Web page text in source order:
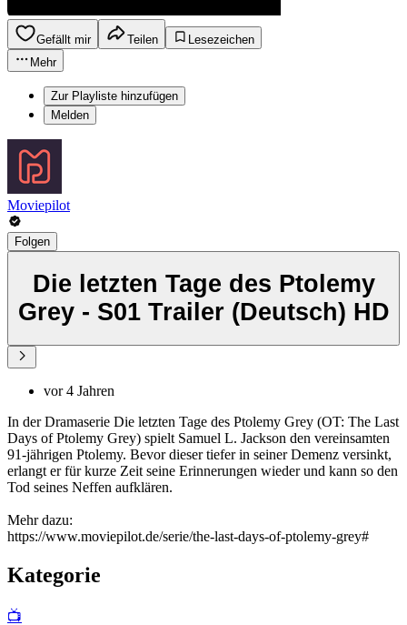
Gefällt mir Teilen
Lesezeichen
Mehr
Zur Playliste hinzufügen
Melden
Moviepilot
Folgen
Die letzten Tage des Ptolemy
Grey - S01 Trailer (Deutsch) HD
vor 4 Jahren
In der Dramaserie Die letzten Tage des Ptolemy Grey (OT: The Last
Days of Ptolemy Grey) spielt Samuel L. Jackson den vereinsamten
91-jährigen Ptolemy. Bevor dieser tiefer in seiner Demenz versinkt,
erlangt er für kurze Zeit seine Erinnerungen wieder und kann so den
Tod seines Neffen aufklären.
Mehr dazu:
https://www.moviepilot.de/serie/the-last-days-of-ptolemy-grey#
Kategorie
📺